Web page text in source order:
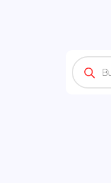
Products
search